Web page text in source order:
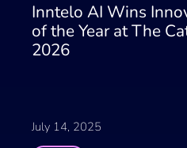
Inntelo AI Wins
of the Year at The
2026
July 14, 2025